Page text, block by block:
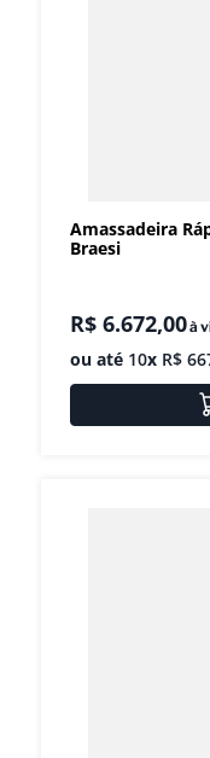
Amassadeira
Braesi
R$ 6.672,00à
ou até 10x R$